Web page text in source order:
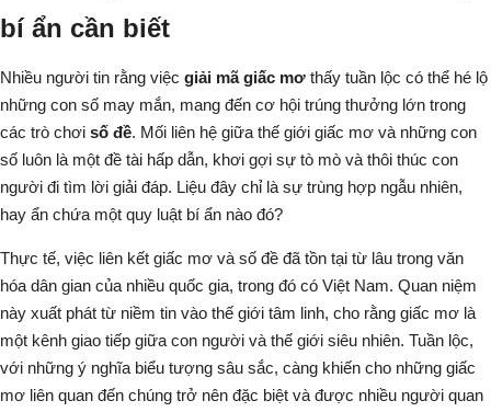
bí ẩn cần biết
Nhiều người tin rằng việc giải mã giấc mơ thấy tuần lộc có thể hé lộ
những con số may mắn, mang đến cơ hội trúng thưởng lớn trong
các trò chơi số đề. Mối liên hệ giữa thế giới giấc mơ và những con
số luôn là một đề tài hấp dẫn, khơi gợi sự tò mò và thôi thúc con
người đi tìm lời giải đáp. Liệu đây chỉ là sự trùng hợp ngẫu nhiên,
hay ẩn chứa một quy luật bí ẩn nào đó?
Thực tế, việc liên kết giấc mơ và số đề đã tồn tại từ lâu trong văn
hóa dân gian của nhiều quốc gia, trong đó có Việt Nam. Quan niệm
này xuất phát từ niềm tin vào thế giới tâm linh, cho rằng giấc mơ là
một kênh giao tiếp giữa con người và thế giới siêu nhiên. Tuần lộc,
với những ý nghĩa biểu tượng sâu sắc, càng khiến cho những giấc
mơ liên quan đến chúng trở nên đặc biệt và được nhiều người quan